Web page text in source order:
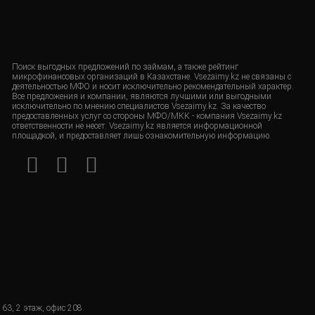
Поиск выгодных предложений по займам, а также рейтинг
микрофинансовых организаций в Казахстане. Vsezaimy.kz не связаны с
деятельностью МФО и носит исключительно рекомендательный характер.
Все предложения и компании, являются лучшими или выгодными
исключительно по мнению специалистов Vsezaimy.kz. За качество
предоставленных услуг со стороны МФО/МКК - компания Vsezaimy.kz
ответственности не несет. Vsezaimy.kz является информационной
площадкой, и предоставляет лишь ознакомительную информацию.
2 этаж, офис 208.